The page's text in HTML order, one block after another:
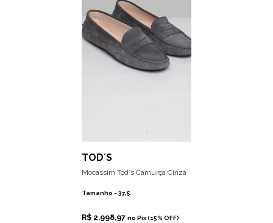
TOD´S
Mocassim Tod´s Camurça Cinza
Tamanho - 37,5
R$ 2.998,97 no Pix (15% OFF)